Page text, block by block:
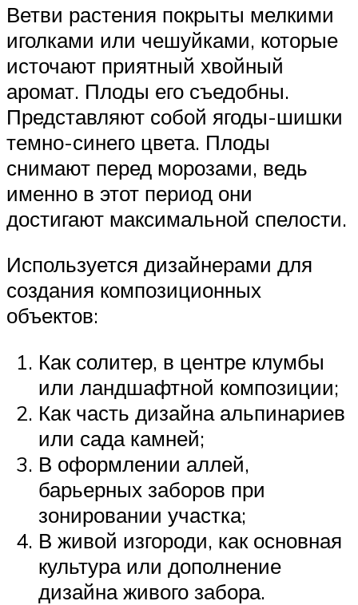
Ветви растения покрыты мелкими
иголками или чешуйками, которые
источают приятный хвойный
аромат. Плоды его съедобны.
Представляют собой ягоды-шишки
темно-синего цвета. Плоды
снимают перед морозами, ведь
именно в этот период они
достигают максимальной спелости.
Используется дизайнерами для
создания композиционных
объектов:
Как солитер, в центре клумбы
или ландшафтной композиции;
Как часть дизайна альпинариев
или сада камней;
В оформлении аллей,
барьерных заборов при
зонировании участка;
В живой изгороди, как основная
культура или дополнение
дизайна живого забора.